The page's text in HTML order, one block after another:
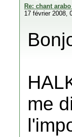
Re: chant
17 février 2008,
me